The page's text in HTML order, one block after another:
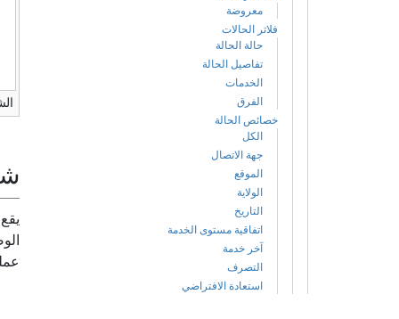
معروضة
فلاتر الحالات
حالة الحالة
تفاصيل الحالة
الخدمات
الفرق
خصائص الحالة
الكل
جهة الاتصال
الموقع
الولاية
التاريخ
اتفاقية مستوى الخدمة
آخر خدمة
التصرف
استعادة الافتراضي